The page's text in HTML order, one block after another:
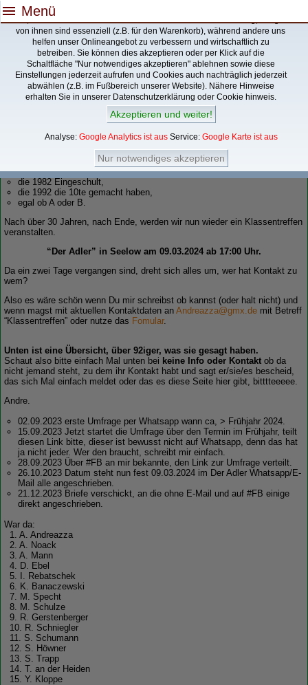
Ja, auch diese Webseite verwendet Cookies/Datenverarbeitung, Einige
von ihnen sind essenziell (z.B. für den Warenkorb), während andere uns
helfen unser Onlineangebot zu verbessern und wirtschaftlich zu
betreiben. Sie können dies akzeptieren oder per Klick auf die
Schaltfläche "Nur notwendiges akzeptieren" ablehnen sowie diese
Einstellungen jederzeit aufrufen und Cookies auch nachträglich jederzeit
abwählen (z.B. im Fußbereich unserer Website). Nähere Hinweise
erhalten Sie in unserer Datenschutzerklärung oder Cookie hinweis.
Akzeptieren und weiter!
Analyse: Google Analytics ist aus Service: Google Karte ist aus
Nur notwendiges akzeptieren
menu Menü
Du bist Hier: Planung 2024
Klassentreffen 2024?!
Es sind alle eingeladen, die in der Klasse waren:
auch wenn nur 1 Jahr,
Bertolt-Brecht-Schule in Seelow,
die 1982 Eingeschult,
die 1992 die 10te gemacht haben,
egal ob A oder B.
Nach über 30 Jahren, nach Ende, werden wir nun wieder ein Klassentreffen
veranstalten.
“Der Adler” in Seelow am 09.03.2024 ab 17:00 Uhr.
Da ein zwei Tage vergangen sind, dreht sich alles um, wer hat Kontakt zu
wem?
Also es wäre schön wenn Du mir schreibst ob kannst (oder halt nicht) und
wenn magst mit aktuellen Kontaktdaten an Andreazza@gmx.de mit Betreff
“Klassentreffen” oder nutze das Fomular.
Unten ist eine Übersicht, über 92iger, was sie gesagt haben.
Schaut also bitte einfach Mal unten bei keine Info oder Kontakt ob da
nicht jemand steht, zu dem ihr Kontakt habt und sagt er/sie/es bescheid,
das sich Mal einfach meldet oder das es diese Seite hier gibt, bitttteeeee.
Andre.
02.09.2023 erste Umfrage per Whatsapp wann ca, > Frühjahr 2024.
15.09.2023 Jetzt startet die Umfrage über den Termin im Frühjahr, teilt
diesen Link bitte, dieser ist bewusst nicht auf Whatsapp, denn das hat
ja nicht jeder. Wer den braucht, schreibt mir einfach.
28.09.2023 Über #FB an mir bekannte, den Link zur Umfrage verteilt.
26.10.2023 Datum steht nun fest 09.03.2024 im Der Adler Whatsapp/E-
Mail alle angeschrieben.
21.12.2023 Briefe verschickt, an die ohne E-Mail und auf #FB einige
direkt angeschrieben.
War da:
1. A. Andreazza
2. A. Noack
3. A. Mann
4. D. Ebel
5. I. Rebatschek
6. K. Banaczewski
7. M. Specht
8. M. Schulze
9. R. Gerstenberger
10. R. Schniegler
11. S. Schumann
12. S. Höwner
13. S. Trapp
14. T. an der Heiden
15. Y. Kloppe